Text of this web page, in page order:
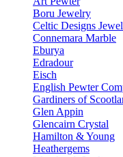
Boru Jewelry
Celtic Designs
Connemara Marble
Eburya
Edradour
Eisch
English Pewter
Gardiners of
Glen Appin
Glencairn Crystal
Hamilton & Young
Heathergems